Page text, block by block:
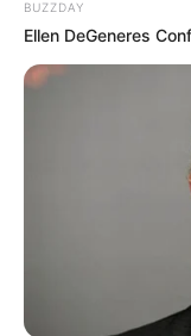
Dənizin ən
Zərbəsi
BUZZDAY
Ellen DeGeneres